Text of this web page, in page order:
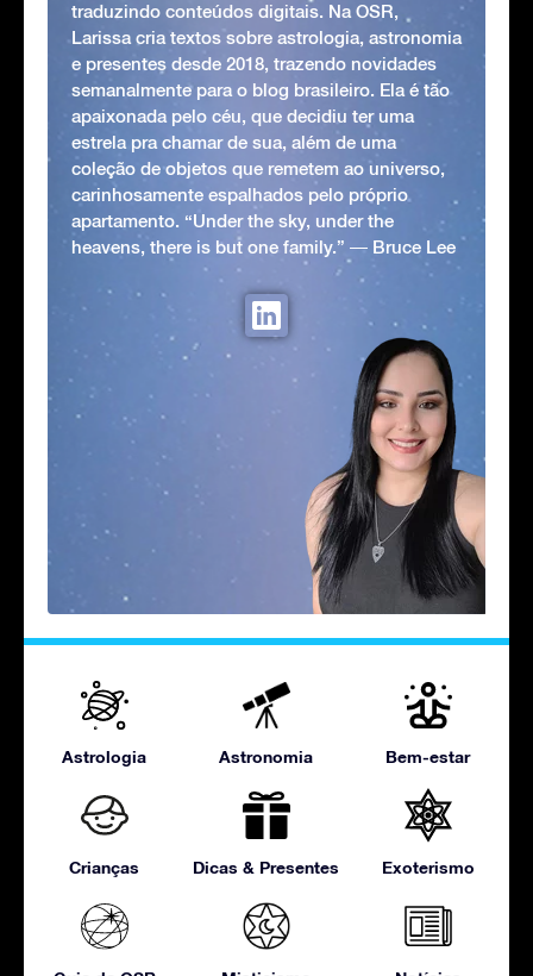
traduzindo conteúdos digitais. Na OSR,
Larissa cria textos sobre astrologia, astronomia
e presentes desde 2018, trazendo novidades
semanalmente para o blog brasileiro. Ela é tão
apaixonada pelo céu, que decidiu ter uma
estrela pra chamar de sua, além de uma
coleção de objetos que remetem ao universo,
carinhosamente espalhados pelo próprio
apartamento. “Under the sky, under the
heavens, there is but one family.” ― Bruce Lee
Astrologia Astronomia Bem-estar
Crianças Dicas & Presentes Exoterismo